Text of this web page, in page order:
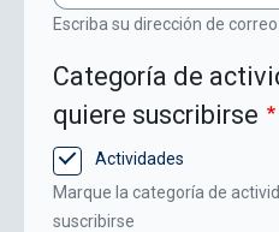
Escriba su dirección de
Categoría de
quiere suscribirse
Actividades
Marque la categoría de
suscribirse